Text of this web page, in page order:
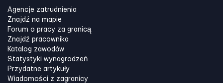
Agencje zatrudnienia
Znajdź na mapie
Forum o pracy za granicą
Znajdź pracownika
Katalog zawodów
Statystyki wynagrodzeń
Przydatne artykuły
Wiadomości z zagranicy